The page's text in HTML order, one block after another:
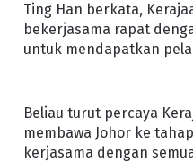
Ting Han berkata,
bekerjasama rapat
untuk mendapatkan
Beliau turut percaya
membawa Johor ke
kerjasama dengan